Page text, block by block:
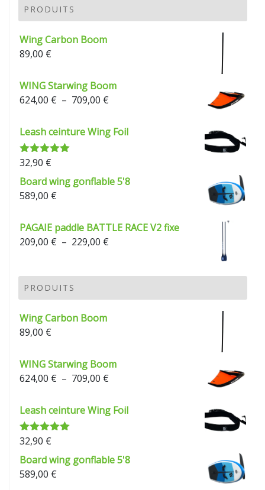
PRODUITS
Wing Carbon Boom
89,00 €
WING Starwing Boom
624,00 € – 709,00 €
prix :
624,00 €
Leash ceinture Wing Foil
Note 5.00
32,90 €
Board wing gonflable 5'8
589,00 €
PAGAIE paddle BATTLE RACE V2 fixe
209,00 € – 229,00 €
à
PRODUITS
Wing Carbon Boom
89,00 €
WING Starwing Boom
624,00 € – 709,00 €
prix :
624,00 €
Leash ceinture Wing Foil
Note 5.00
32,90 €
Board wing gonflable 5'8
589,00 €